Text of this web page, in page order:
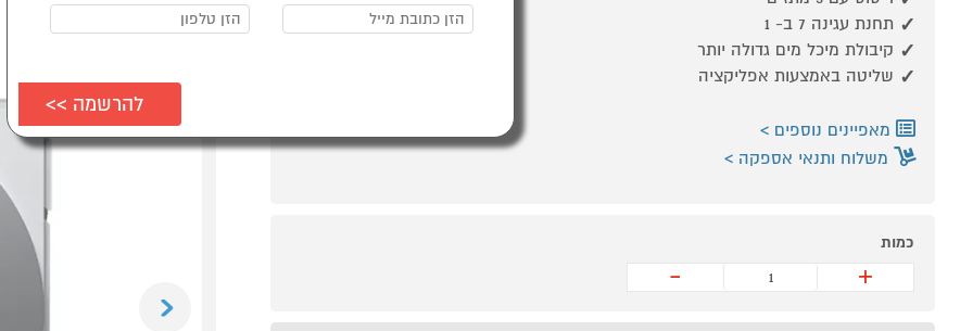
תחנת עגינה 7 ב- 1
קיבולת מיכל מים גדולה יותר
שליטה באמצעות אפליקציה
מאפיינים נוספים
משלוח ותנאי אספקה
כמות
+
-